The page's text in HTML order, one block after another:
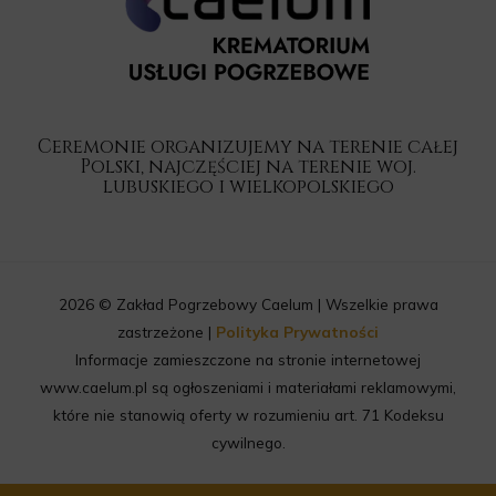
Ceremonie organizujemy na terenie całej
Polski, najczęściej na terenie woj.
lubuskiego i wielkopolskiego
2026 © Zakład Pogrzebowy Caelum | Wszelkie prawa
zastrzeżone | Polityka Prywatności
Informacje zamieszczone na stronie internetowej
www.caelum.pl są ogłoszeniami i materiałami reklamowymi,
które nie stanowią oferty w rozumieniu art. 71 Kodeksu
cywilnego.